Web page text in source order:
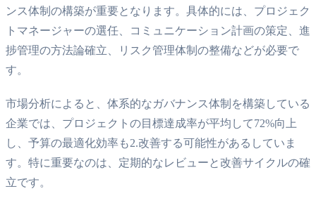
ンス体制の構築が重要となります。具体的には、プロジェク
トマネージャーの選任、コミュニケーション計画の策定、進
捗管理の方法論確立、リスク管理体制の整備などが必要で
す。
市場分析によると、体系的なガバナンス体制を構築している
企業では、プロジェクトの目標達成率が平均して72%向上
し、予算の最適化効率も2.改善する可能性があるしていま
す。特に重要なのは、定期的なレビューと改善サイクルの確
立です。